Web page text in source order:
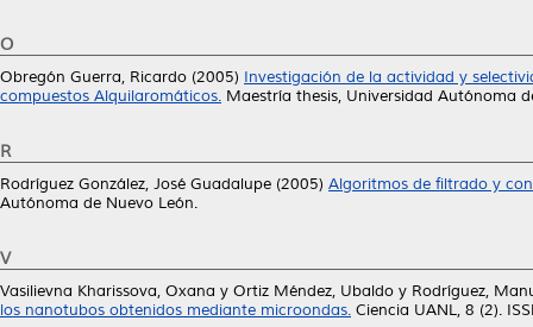
O
Obregón Guerra, Ricardo (2005) Investigación de la actividad y
compuestos Alquilaromáticos. Maestría thesis, Universidad Autónoma
R
Rodríguez González, José Guadalupe (2005) Algoritmos de filtrado y
Autónoma de Nuevo León.
V
Vasilievna Kharissova, Oxana y Ortiz Méndez, Ubaldo y Rodríguez,
los nanotubos obtenidos mediante microondas. Ciencia UANL, 8 (2).